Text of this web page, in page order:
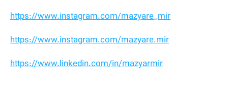
https://www.instagram.com/mazyare_mir
https://www.instagram.com/mazyare.mir
https://www.linkedin.com/in/mazyarmir